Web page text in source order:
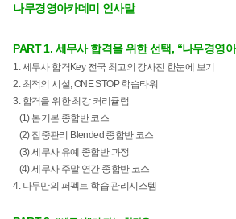
나무경영아카데미 인사말
PART 1. 세무사 합격을 위한 선택, “나무경영
1. 세무사 합격Key 전국 최고의 강사진 한눈에 보기
2. 최적의 시설, ONE STOP 학습타워
3. 합격을 위한 최강 커리큘럼
(1) 봄기본 종합반 코스
(2) 집중관리 Blended 종합반 코스
(3) 세무사 유예 종합반 과정
(4) 세무사 주말 연간 종합반 코스
4. 나무만의 퍼펙트 학습 관리시스템